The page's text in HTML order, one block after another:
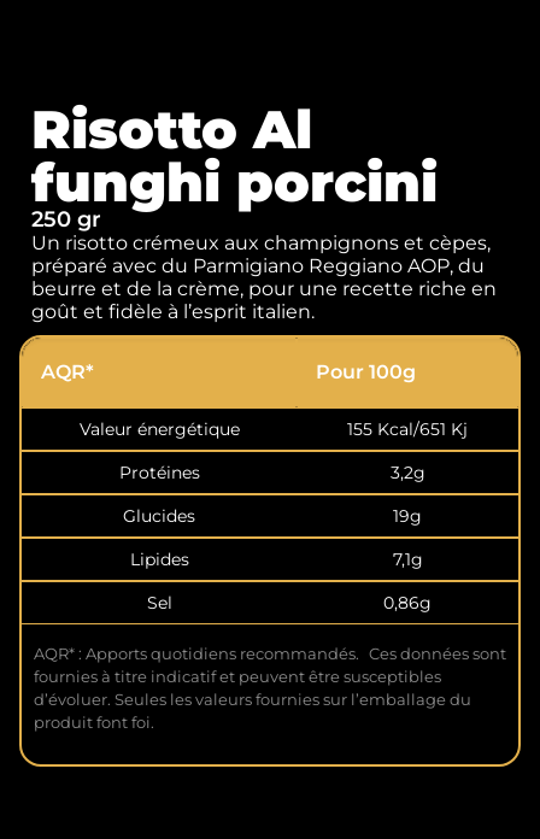
Risotto Al
funghi porcini
250 gr
Un risotto crémeux aux champignons et cèpes,
préparé avec du Parmigiano Reggiano AOP, du
beurre et de la crème, pour une recette riche en
goût et fidèle à l’esprit italien.
AQR* Pour 100g
Valeur énergétique
155 Kcal/651 Kj
Protéines
3,2g
Glucides
19g
Lipides
7,1g
Sel
0,86g
AQR* : Apports quotidiens recommandés. Ces données sont
fournies à titre indicatif et peuvent être susceptibles
d’évoluer. Seules les valeurs fournies sur l’emballage du
produit font foi.